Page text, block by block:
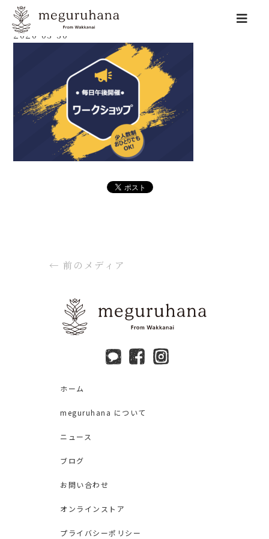
2020-03-30
← 前のメディア
ホーム
meguruhana について
ニュース
ブログ
お問い合わせ
オンラインストア
プライバシーポリシー